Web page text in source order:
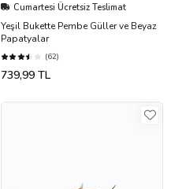
Cumartesi Ücretsiz Teslimat
Yeşil Bukette Pembe Güller ve Beyaz
Papatyalar
(62)
739,99 TL